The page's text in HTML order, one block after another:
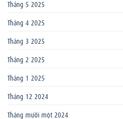
Tháng 5 2025
Tháng 4 2025
Tháng 3 2025
Tháng 2 2025
Tháng 1 2025
Tháng 12 2024
Tháng mười một 2024